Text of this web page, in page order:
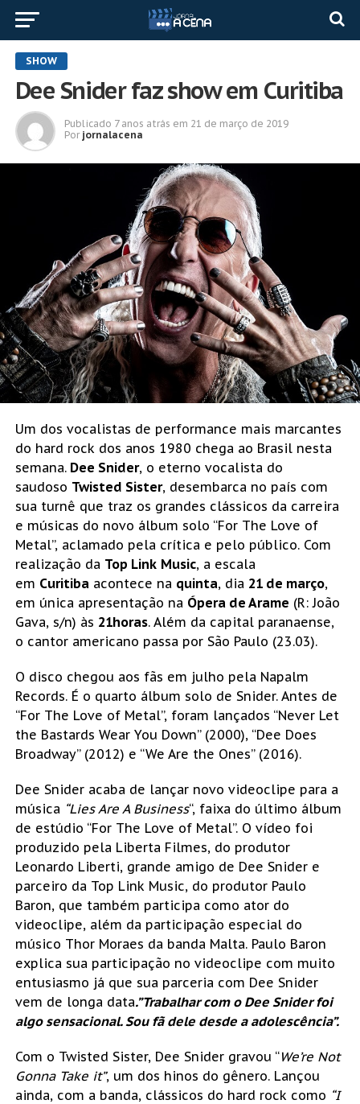
SHOW
Dee Snider faz show em Curitiba
Publicado 7 anos atrás em 21 de março de 2019
Por jornalacena
Um dos vocalistas de performance mais marcantes
do hard rock dos anos 1980 chega ao Brasil nesta
semana.Dee Snider, o eterno vocalista do
saudoso Twisted Sister, desembarca no país com
sua turnê que traz os grandes clássicos da carreira
e músicas do novo álbum solo “For The Love of
Metal”, aclamado pela crítica e pelo público. Com
realização da Top Link Music, a escala
em Curitiba acontece na quinta, dia 21 de março,
em única apresentação na Ópera de Arame (R: João
Gava, s/n) às 21horas. Além da capital paranaense,
o cantor americano passa por São Paulo (23.03).
O disco chegou aos fãs em julho pela Napalm
Records. É o quarto álbum solo de Snider. Antes de
“For The Love of Metal”, foram lançados “Never Let
the Bastards Wear You Down” (2000), “Dee Does
Broadway” (2012) e “We Are the Ones” (2016).
Dee Snider acaba de lançar novo videoclipe para a
música “Lies Are A Business“, faixa do último álbum
de estúdio “For The Love of Metal”. O vídeo foi
produzido pela Liberta Filmes, do produtor
Leonardo Liberti, grande amigo de Dee Snider e
parceiro da Top Link Music, do produtor Paulo
Baron, que também participa como ator do
videoclipe, além da participação especial do
músico Thor Moraes da banda Malta. Paulo Baron
explica sua participação no videoclipe com muito
entusiasmo já que sua parceria com Dee Snider
vem de longa data.”Trabalhar com o Dee Snider foi
algo sensacional. Sou fã dele desde a adolescência”.
Com o Twisted Sister, Dee Snider gravou “We’re Not
Gonna Take it”, um dos hinos do gênero. Lançou
ainda, com a banda, clássicos do hard rock como “I